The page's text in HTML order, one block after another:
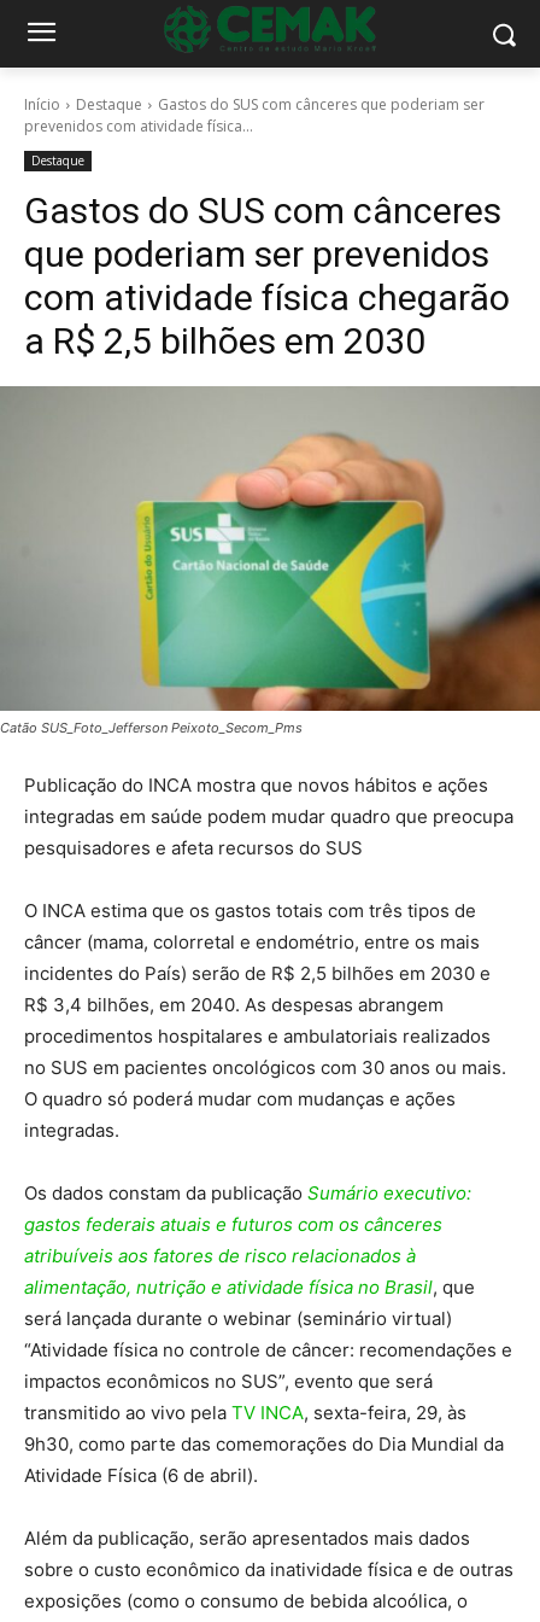
Início Destaque
Gastos do SUS com cânceres que poderiam ser
prevenidos com atividade física...
Destaque
Gastos do SUS com cânceres
que poderiam ser prevenidos
com atividade física chegarão
a R$ 2,5 bilhões em 2030
Catão SUS_Foto_Jefferson Peixoto_Secom_Pms
Publicação do INCA mostra que novos hábitos e ações
integradas em saúde podem mudar quadro que preocupa
pesquisadores e afeta recursos do SUS
O INCA estima que os gastos totais com três tipos de
câncer (mama, colorretal e endométrio, entre os mais
incidentes do País) serão de R$ 2,5 bilhões em 2030 e
R$ 3,4 bilhões, em 2040. As despesas abrangem
procedimentos hospitalares e ambulatoriais realizados
no SUS em pacientes oncológicos com 30 anos ou mais.
O quadro só poderá mudar com mudanças e ações
integradas.
Os dados constam da publicação Sumário executivo:
gastos federais atuais e futuros com os cânceres
atribuíveis aos fatores de risco relacionados à
alimentação, nutrição e atividade física no Brasil, que
será lançada durante o webinar (seminário virtual)
“Atividade física no controle de câncer: recomendações e
impactos econômicos no SUS”, evento que será
transmitido ao vivo pela TV INCA, sexta-feira, 29, às
9h30, como parte das comemorações do Dia Mundial da
Atividade Física (6 de abril).
Além da publicação, serão apresentados mais dados
sobre o custo econômico da inatividade física e de outras
exposições (como o consumo de bebida alcoólica, o